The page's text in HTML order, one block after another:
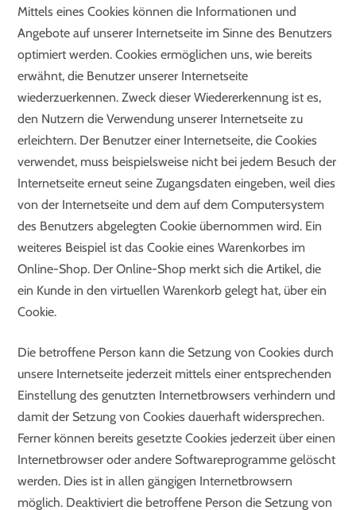
Mittels eines Cookies können die Informationen und
Angebote auf unserer Internetseite im Sinne des Benutzers
optimiert werden. Cookies ermöglichen uns, wie bereits
erwähnt, die Benutzer unserer Internetseite
wiederzuerkennen. Zweck dieser Wiedererkennung ist es,
den Nutzern die Verwendung unserer Internetseite zu
erleichtern. Der Benutzer einer Internetseite, die Cookies
verwendet, muss beispielsweise nicht bei jedem Besuch der
Internetseite erneut seine Zugangsdaten eingeben, weil dies
von der Internetseite und dem auf dem Computersystem
des Benutzers abgelegten Cookie übernommen wird. Ein
weiteres Beispiel ist das Cookie eines Warenkorbes im
Online-Shop. Der Online-Shop merkt sich die Artikel, die
ein Kunde in den virtuellen Warenkorb gelegt hat, über ein
Cookie.
Die betroffene Person kann die Setzung von Cookies durch
unsere Internetseite jederzeit mittels einer entsprechenden
Einstellung des genutzten Internetbrowsers verhindern und
damit der Setzung von Cookies dauerhaft widersprechen.
Ferner können bereits gesetzte Cookies jederzeit über einen
Internetbrowser oder andere Softwareprogramme gelöscht
werden. Dies ist in allen gängigen Internetbrowsern
möglich. Deaktiviert die betroffene Person die Setzung von